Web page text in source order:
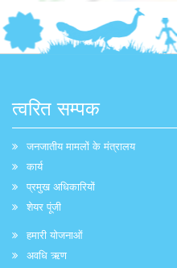
त्वरित सम्पक
जनजातीय मामलों के मंत्रालय
कार्य
प्रमुख अधिकारियों
शेयर पूंजी
हमारी योजनाओं
अवधि ऋण